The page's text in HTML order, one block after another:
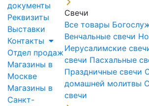
документы
Реквизиты
Выставки
Контакты
Отдел продаж
Магазины в
Москве
Магазины в
Санкт-
Свечи
Все товары
Венчальные свечи
Иерусалимские
свечи Пасхальные
Праздничные свечи
домашней молитвы
свечи